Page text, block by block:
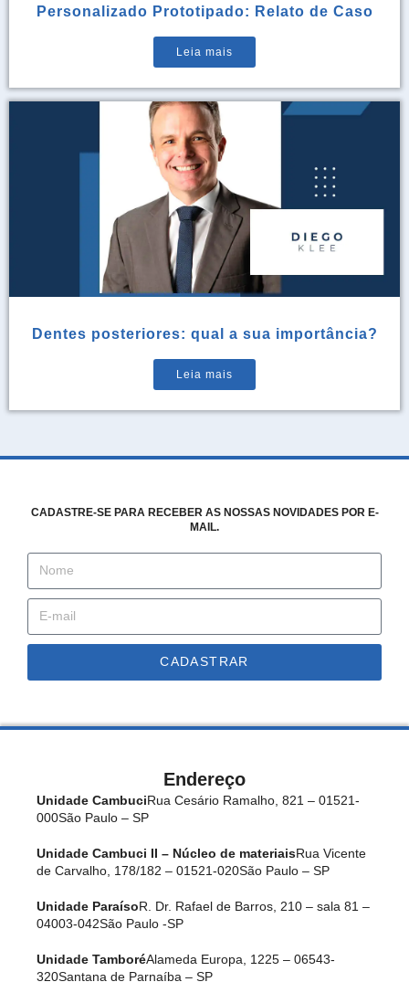
Personalizado Prototipado: Relato de Caso
Leia mais
Dentes posteriores: qual a sua importância?
Leia mais
CADASTRE-SE PARA RECEBER AS NOSSAS NOVIDADES POR E-
MAIL.
CADASTRAR
Endereço
Unidade CambuciRua Cesário Ramalho, 821 – 01521-
000São Paulo – SP
Unidade Cambuci II – Núcleo de materiaisRua Vicente
de Carvalho, 178/182 – 01521-020São Paulo – SP
Unidade ParaísoR. Dr. Rafael de Barros, 210 – sala 81 –
04003-042São Paulo -SP
Unidade TamboréAlameda Europa, 1225 – 06543-
320Santana de Parnaíba – SP